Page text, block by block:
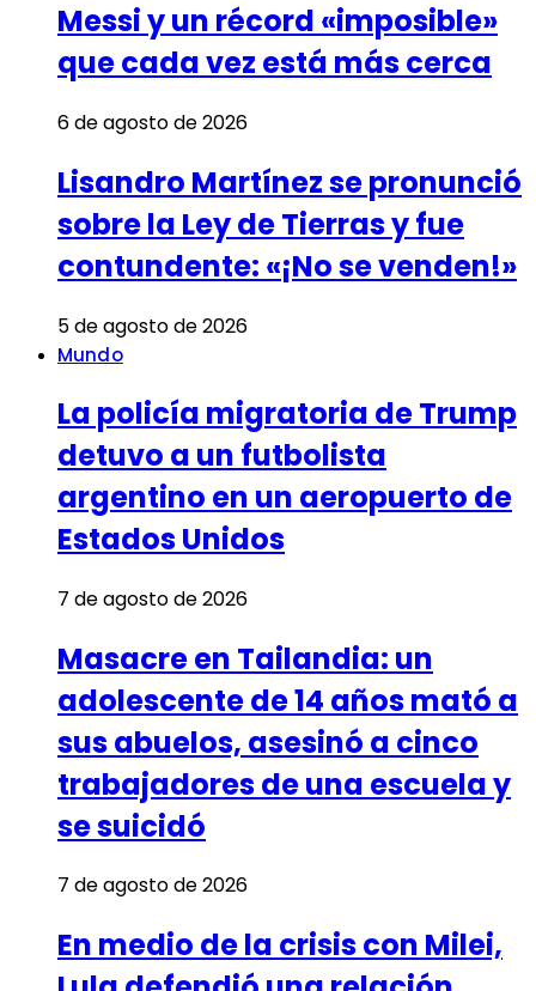
Messi y un récord «imposible»
que cada vez está más cerca
6 de agosto de 2026
Lisandro Martínez se pronunció
sobre la Ley de Tierras y fue
contundente: «¡No se venden!»
5 de agosto de 2026
Mundo
La policía migratoria de Trump
detuvo a un futbolista
argentino en un aeropuerto de
Estados Unidos
7 de agosto de 2026
Masacre en Tailandia: un
adolescente de 14 años mató a
sus abuelos, asesinó a cinco
trabajadores de una escuela y
se suicidó
7 de agosto de 2026
En medio de la crisis con Milei,